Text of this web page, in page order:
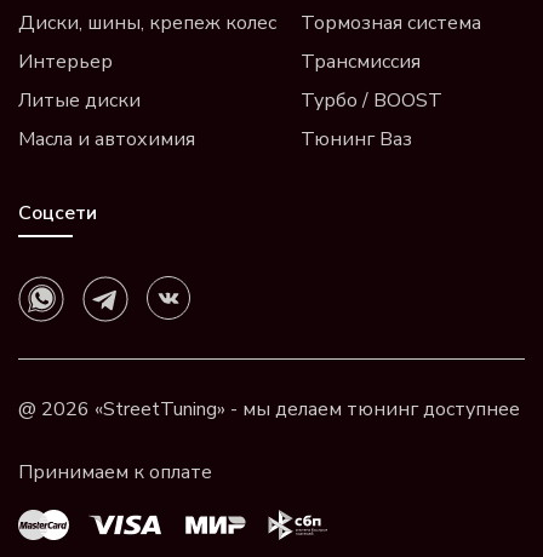
Диски, шины, крепеж колес
Интерьер
Литые диски
Масла и автохимия
Тормозная система
Трансмиссия
Турбо / BOOST
Тюнинг Ваз
Соцсети
@ 2026 «StreetTuning» - мы делаем тюнинг доступнее